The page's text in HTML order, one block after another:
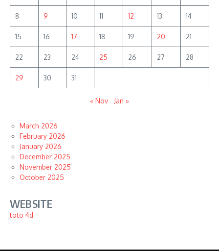
8 9 10 11 12 13 14
15 16 17 18 19 20 21
22 23 24 25 26 27 28
29 30 31
« Nov Jan »
March 2026
February 2026
January 2026
December 2025
November 2025
October 2025
WEBSITE
toto 4d